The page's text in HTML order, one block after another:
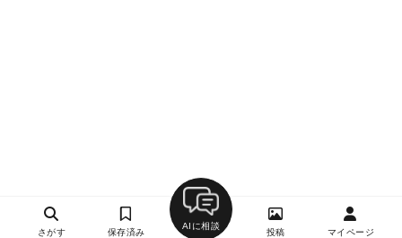
さがす 保存済み
AIに相談
投稿 マイページ